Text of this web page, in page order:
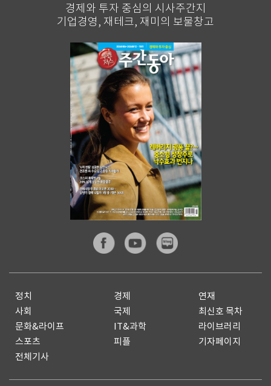
경제와 투자 중심의 시사주간지
기업경영, 재테크, 재미의 보물창고
정치 경제
연재
사회
국제
최신호 목차
문화&라이프
IT&과학
라이브러리
스포츠
피플
기자페이지
전체기사